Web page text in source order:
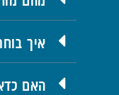
איך
האם